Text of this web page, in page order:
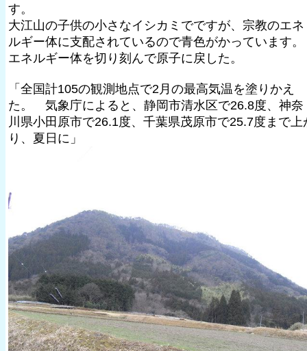
す。
大江山の子供の小さなイシカミでですが、宗教のエネ
ルギー体に支配されているので青色がかっています。
エネルギー体を切り刻んで原子に戻した。
「全国計105の観測地点で2月の最高気温を塗りかえ
た。 気象庁によると、静岡市清水区で26.8度、神奈
川県小田原市で26.1度、千葉県茂原市で25.7度まで上
り、夏日に」